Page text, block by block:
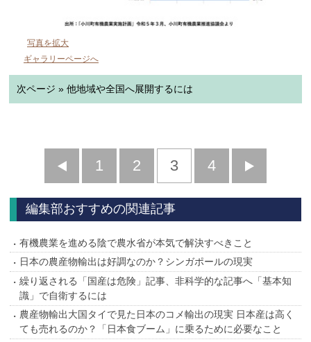
写真を拡大
ギャラリーページへ
次ページ » 他地域や全国へ展開するには
前
へ
1 2 3 4
へ
編集部おすすめの関連記事
有機農業を進める陰で農水省が本気で解決すべきこと
日本の農産物輸出は好調なのか？シンガポールの現実
繰り返される「国産は危険」記事、非科学的な記事へ「基本知
識」で自衛するには
農産物輸出大国タイで見た日本のコメ輸出の現実 日本産は高く
ても売れるのか？「日本食ブーム」に乗るために必要なこと